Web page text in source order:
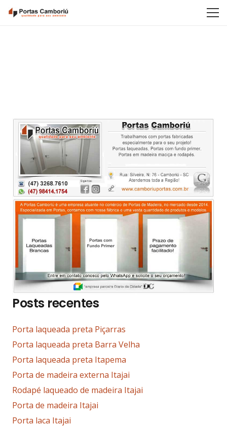
Posts recentes
Porta laqueada preta Piçarras
Porta laqueada preta Barra Velha
Porta laqueada preta Itapema
Porta de madeira externa Itajai
Rodapé laqueado de madeira Itajai
Porta de madeira Itajai
Porta laca Itajai